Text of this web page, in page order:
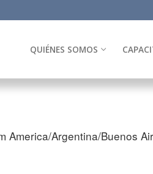
QUIÉNES SOMOS
America/Argentina/Buenos